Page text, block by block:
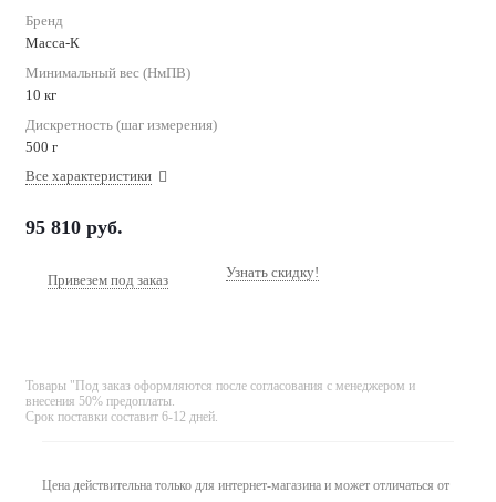
Бренд
Масса-К
Минимальный вес (НмПВ)
10 кг
Дискретность (шаг измерения)
500 г
Все характеристики
95 810 руб.
Привезем под заказ Узнать скидку!
Товары "Под заказ оформляются после согласования с менеджером и
внесения 50% предоплаты.
Срок поставки составит 6-12 дней.
Цена действительна только для интернет-магазина и может отличаться от